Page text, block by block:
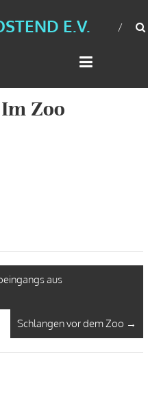
E.V.
Zoo
aus
Schlangen vor dem Zoo →